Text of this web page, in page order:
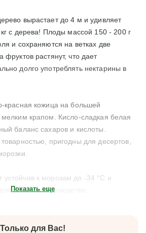
вырастает до 4 м и удивляет
с дерева! Плоды массой 150 - 200 г
и сохраняются на ветках две
растянут, что дает
долго употреблять нектарины в
красная кожица на большей
мелким крапом. Кисло-сладкая белая
баланс сахаров и кислоты.
пригодны для десертов,
к морозам до -34 °C и
всех зон садоводства.
Показать еще
Только для Вас!